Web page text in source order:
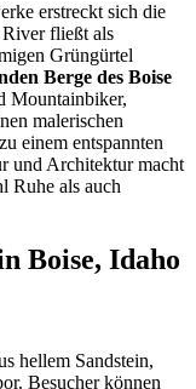
erstreckt sich die
fließt als
Grüngürtel
Berge des Boise
Mountainbiker,
malerischen
einem entspannten
und Architektur macht
Ruhe als auch
Boise, Idaho
hellem Sandstein,
Besucher können